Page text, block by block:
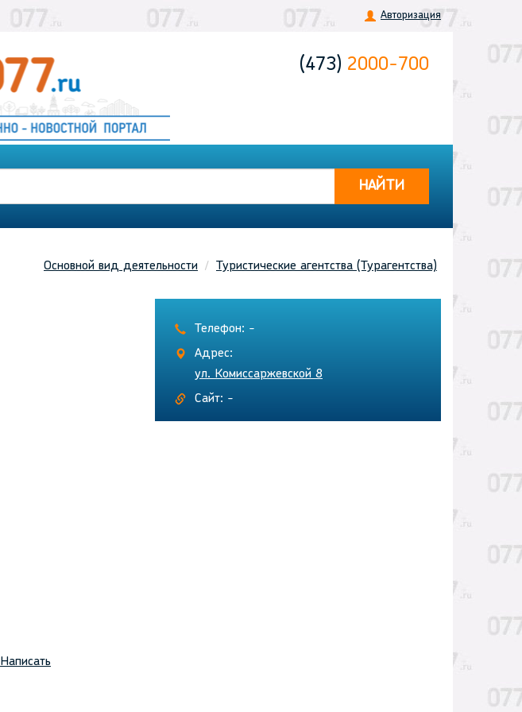
Авторизация
(473) 2000-700
НАЙТИ
Основной вид деятельности Туристические агентства (Турагентства)
Телефон: -
Адрес:
ул. Комиссаржевской 8
Сайт: -
Написать